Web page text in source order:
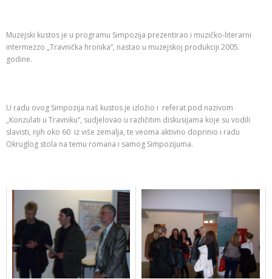
Muzejski kustos je u programu Simpozija prezentirao i muzičko-literarni
intermezzo „Travnička hronika“, nastao u muzejskoj produkciji 2005.
godine.
U radu ovog Simpozija naš kustos je izložio i referat pod nazivom
„Konzulati u Travniku“, sudjelovao u različitim diskusijama koje su vodili
slavisti, njih oko 60 iz više zemalja, te veoma aktivno doprinio i radu
Okruglog stola na temu romana i samog Simpozijuma.